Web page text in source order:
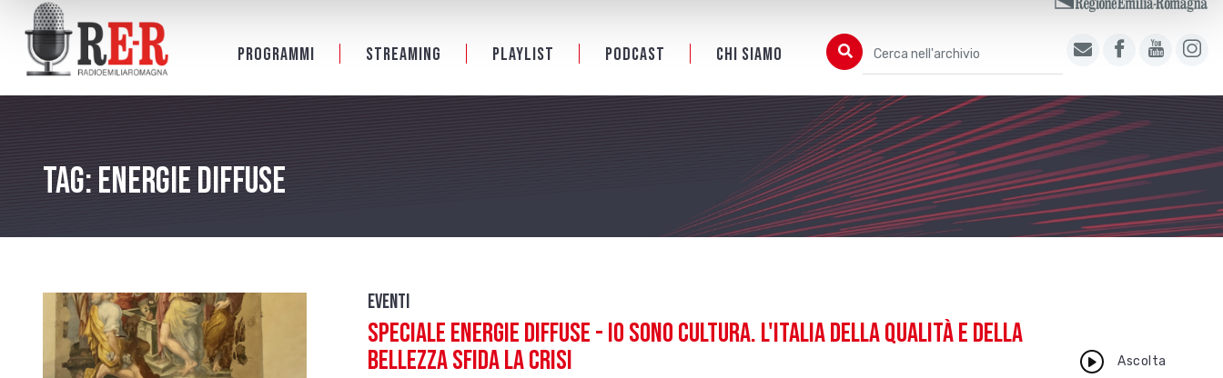
Programmi Streaming Playlist PODCAST Chi siamo Cerca
Cerca nell'archivio
Tag: Energie Diffuse
Eventi
Speciale EnERgie Diffuse - Io sono Cultura. L'italia della qualità e della
bellezza sfida la crisi
Ascolta